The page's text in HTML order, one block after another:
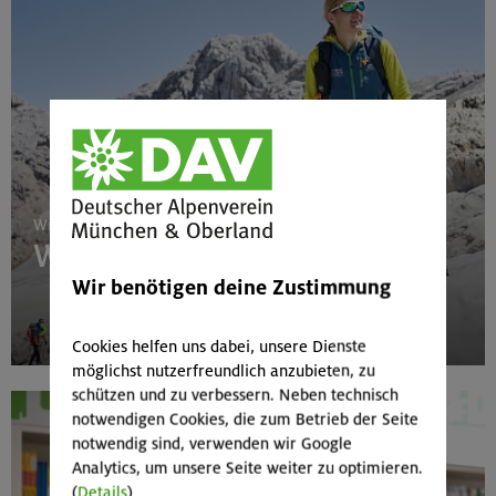
Kinderkletterkurs für Anfänger im Altmühltal
Südlicher Frankenjura
17./18./19.08.26
Karwendel-Runde
Wir suchen Führungspersönlichkeiten
Werde alpinguide!
Wir benötigen deine Zustimmung
Cookies helfen uns dabei, unsere Dienste
möglichst nutzerfreundlich anzubieten, zu
schützen und zu verbessern. Neben technisch
notwendigen Cookies, die zum Betrieb der Seite
notwendig sind, verwenden wir Google
Analytics, um unsere Seite weiter zu optimieren.